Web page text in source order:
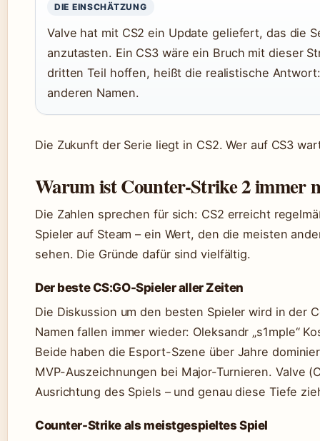
DIE EINSCHÄTZUNG
Valve hat mit CS2 ein Update geliefert, das die
anzutasten. Ein CS3 wäre ein Bruch mit dieser
dritten Teil hoffen, heißt die realistische
anderen Namen.
Die Zukunft der Serie liegt in CS2. Wer auf CS3
Warum ist Counter-Strike 2 immer
Die Zahlen sprechen für sich: CS2 erreicht
Spieler auf Steam – ein Wert, den die meisten
sehen. Die Gründe dafür sind vielfältig.
Der beste CS:GO-Spieler aller Zeiten
Die Diskussion um den besten Spieler wird in der
Namen fallen immer wieder: Oleksandr „s1mple“
Beide haben die Esport-Szene über Jahre
MVP-Auszeichnungen bei Major-Turnieren. Valve
Ausrichtung des Spiels – und genau diese Tiefe
Counter-Strike als meistgespieltes Spiel